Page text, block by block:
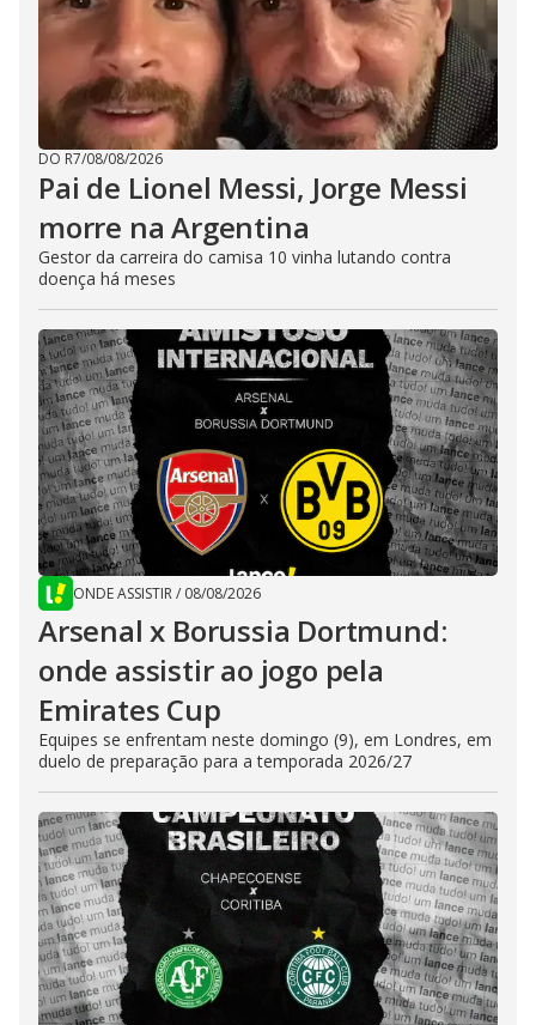
DO R7/08/08/2026
Pai de Lionel Messi, Jorge Messi
morre na Argentina
Gestor da carreira do camisa 10 vinha lutando contra
doença há meses
ONDE ASSISTIR/ 08/08/2026
Arsenal x Borussia Dortmund:
onde assistir ao jogo pela
Emirates Cup
Equipes se enfrentam neste domingo (9), em Londres, em
duelo de preparação para a temporada 2026/27